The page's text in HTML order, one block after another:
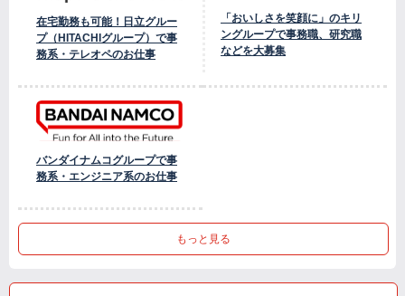
在宅勤務も可能！日立グルー
プ（HITACHIグループ）で事
務系・テレオペのお仕事
「おいしさを笑顔に」のキリ
ングループで事務職、研究職
などを大募集
バンダイナムコグループで事
務系・エンジニア系のお仕事
もっと見る